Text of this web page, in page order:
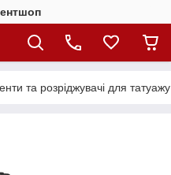
та розріджувачі для татуажу